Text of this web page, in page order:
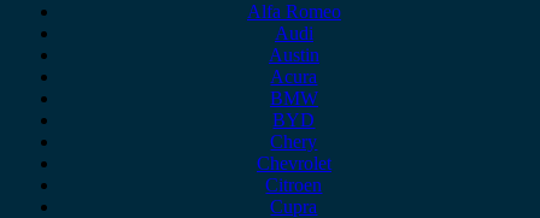
Alfa Romeo
Audi
Austin
Acura
BMW
BYD
Chery
Chevrolet
Citroen
Cupra